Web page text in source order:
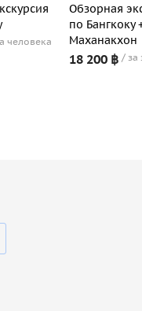
человека
Обзорная
по Бангкоку
Маханакхон
18 200 ฿ за